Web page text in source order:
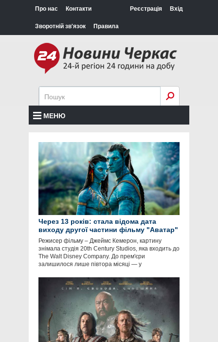
Про нас Контакти
Зворотній зв'язок Правила
Реєстрація Вхід
МЕНЮ
Через 13 років: стала відома дата
виходу другої частини фільму "Аватар"
Режисер фільму – Джеймс Кемерон, картину
знімала студія 20th Century Studios, яка входить до
The Walt Disney Company. До прем'єри
залишилося лише півтора місяці — у